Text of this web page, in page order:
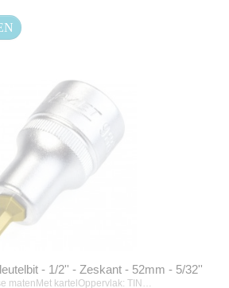
- 1/2'' - Zeskant - 52mm - 5/32''
matenMet kartelOppervlak: TIN…